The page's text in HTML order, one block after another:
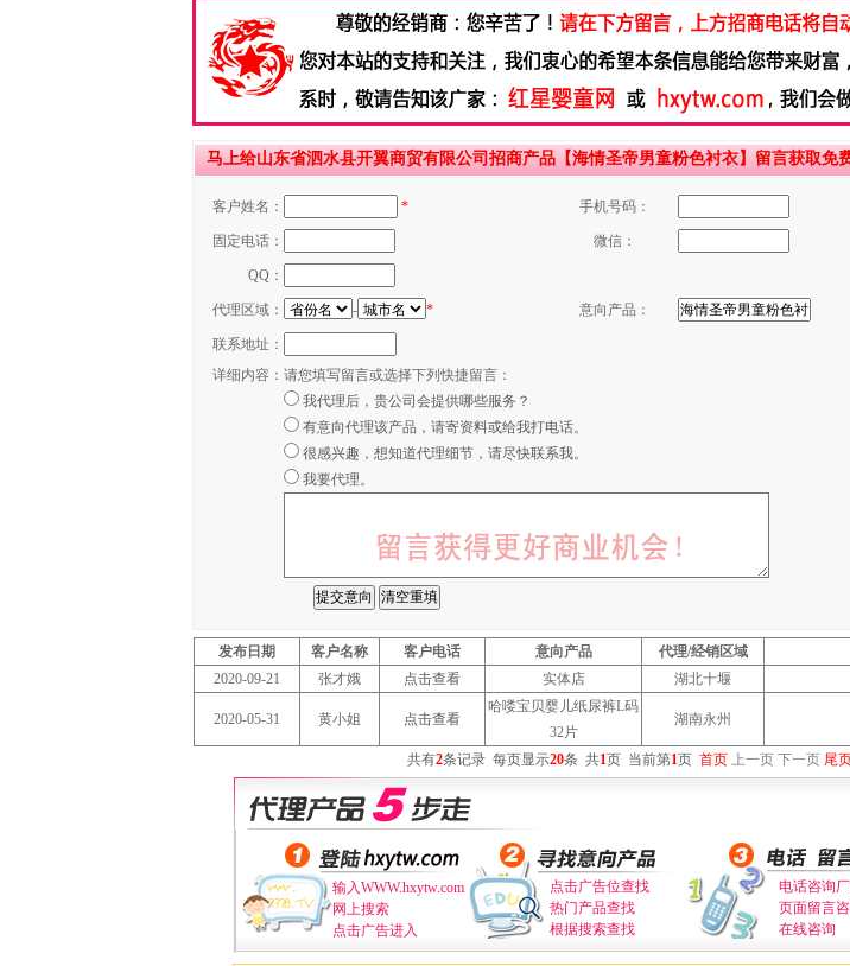
马上给山东省泗水县开翼商贸有限公司招商产品【海情圣帝男童粉色衬衣】留言获取免
客户姓名： * 手机号码：
固定电话： 微信：
QQ：
代理区域： - * 意向产品：
联系地址：
详细内容： 请您填写留言或选择下列快捷留言：
我代理后，贵公司会提供哪些服务？
有意向代理该产品，请寄资料或给我打电话。
很感兴趣，想知道代理细节，请尽快联系我。
我要代理。
发布日期 客户名称 客户电话 意向产品 代理/经销区域
2020-09-21
张才娥 点击查看 实体店 湖北十堰
2020-05-31 黄小姐 点击查看
哈喽宝贝婴儿纸尿裤L码
32片
湖南永州
共有2条记录 每页显示20条 共1页 当前第1页 首页 上一页 下一页 尾
输入WWW.hxytw.com
网上搜索
点击广告进入
点击广告位查找
热门产品查找
根据搜索查找
电话咨询
页面留言
在线咨询